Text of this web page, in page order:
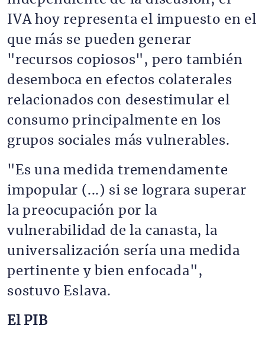
IVA hoy representa el impuesto en el
que más se pueden generar
"recursos copiosos", pero también
desemboca en efectos colaterales
relacionados con desestimular el
consumo principalmente en los
grupos sociales más vulnerables.
"Es una medida tremendamente
impopular (...) si se lograra superar
la preocupación por la
vulnerabilidad de la canasta, la
universalización sería una medida
pertinente y bien enfocada",
sostuvo Eslava.
El PIB